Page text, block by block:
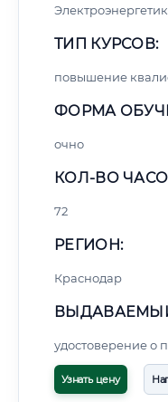
ТИП КУРСОВ:
повышение
ФОРМА
очно
КОЛ-ВО
72
РЕГИОН:
Краснодар
удостоверение о
Узнать цену